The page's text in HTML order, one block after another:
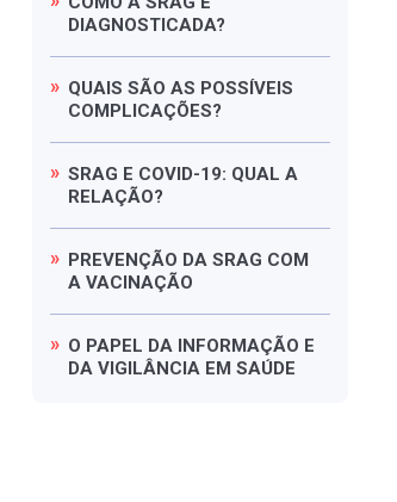
DIAGNOSTICADA?
QUAIS SÃO AS POSSÍVEIS
COMPLICAÇÕES?
SRAG E COVID-19: QUAL A
RELAÇÃO?
PREVENÇÃO DA SRAG COM
A VACINAÇÃO
O PAPEL DA INFORMAÇÃO E
DA VIGILÂNCIA EM SAÚDE